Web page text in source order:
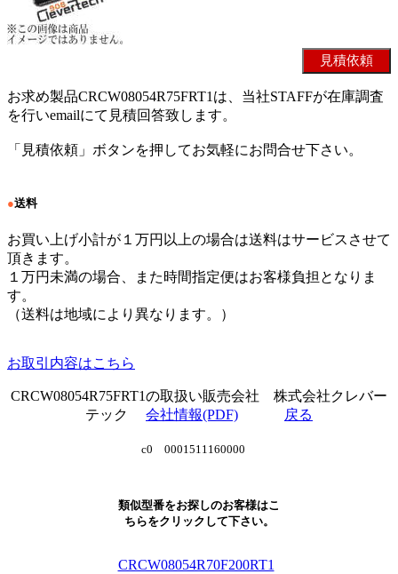
お求め製品CRCW08054R75FRT1は、当社STAFFが在庫調査
を行いemailにて見積回答致します。
「見積依頼」ボタンを押してお気軽にお問合せ下さい。
●送料
お買い上げ小計が１万円以上の場合は送料はサービスさせて
頂きます。
１万円未満の場合、また時間指定便はお客様負担となりま
す。
（送料は地域により異なります。）
お取引内容はこちら
CRCW08054R75FRT1の取扱い販売会社 株式会社クレバー
テック 会社情報(PDF) 戻る
c0 0001511160000
類似型番をお探しのお客様はこ
ちらをクリックして下さい。
CRCW08054R70F200RT1